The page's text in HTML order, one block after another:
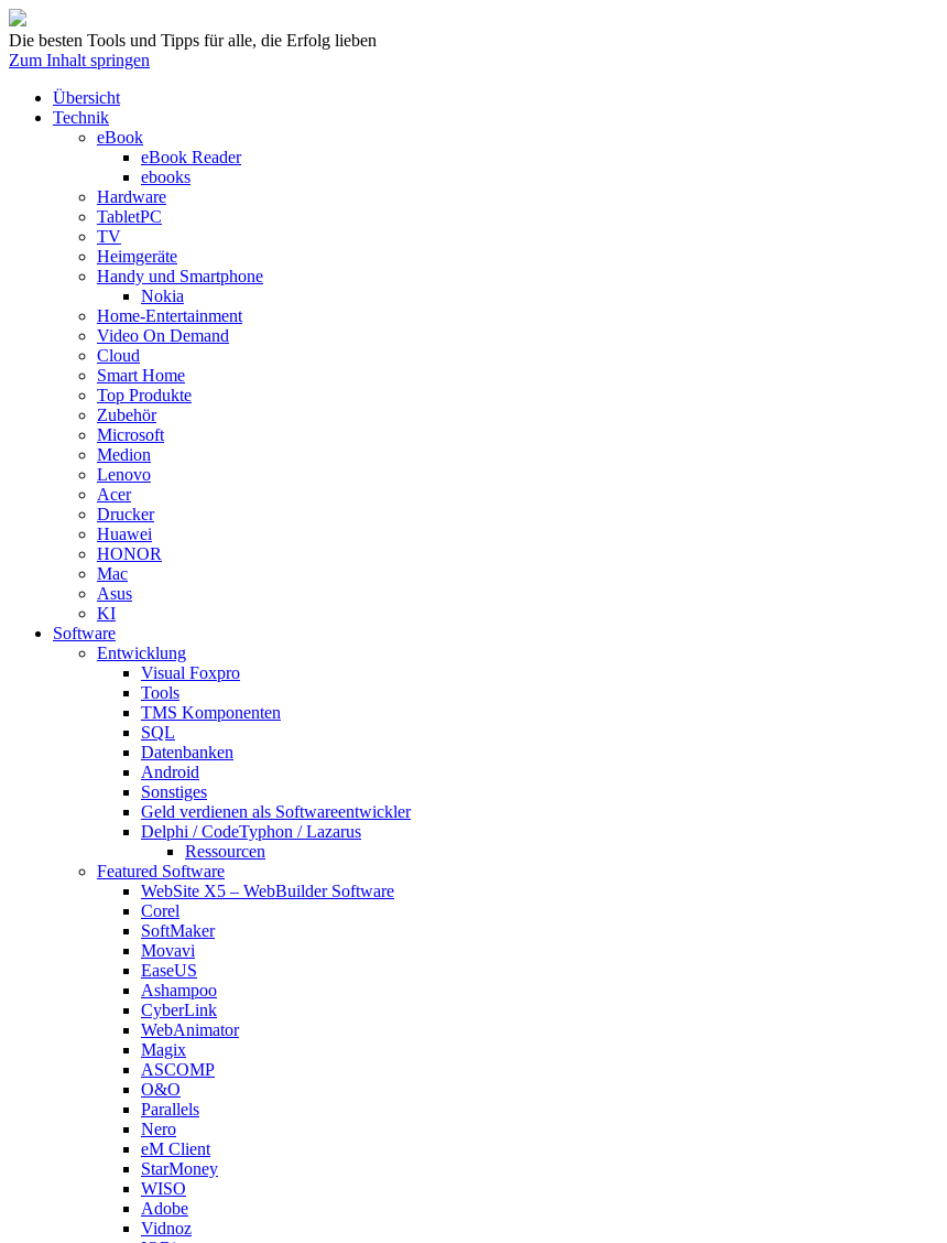
Die besten Tools und Tipps für alle, die Erfolg lieben
Zum Inhalt springen
Übersicht
Technik
eBook
eBook Reader
ebooks
Hardware
TabletPC
TV
Heimgeräte
Handy und Smartphone
Nokia
Home-Entertainment
Video On Demand
Cloud
Smart Home
Top Produkte
Zubehör
Microsoft
Medion
Lenovo
Acer
Drucker
Huawei
HONOR
Mac
Asus
KI
Software
Entwicklung
Visual Foxpro
Tools
TMS Komponenten
SQL
Datenbanken
Android
Sonstiges
Geld verdienen als Softwareentwickler
Delphi / CodeTyphon / Lazarus
Ressourcen
Featured Software
WebSite X5 – WebBuilder Software
Corel
SoftMaker
Movavi
EaseUS
Ashampoo
CyberLink
WebAnimator
Magix
ASCOMP
O&O
Parallels
Nero
eM Client
StarMoney
WISO
Adobe
Vidnoz